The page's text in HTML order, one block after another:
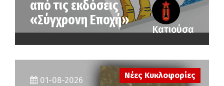
από τις εκδόσεις
«Σύγχρονη Εποχή»
Κατιούσα
01-08-2026
Νέες Κυκλοφορίες